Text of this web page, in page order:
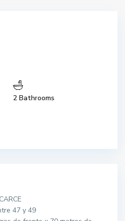
2 Bathrooms
47 y 49